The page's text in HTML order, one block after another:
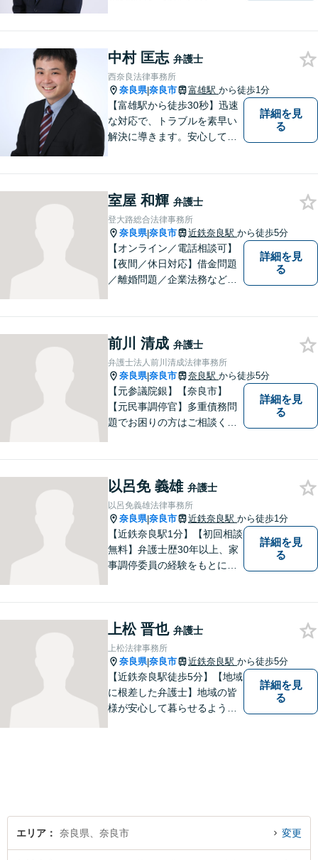
務のお悩みは【弁護士法人ｉ
（アイ）奈良法律事務所】に
おまかせください！
中村 匡志 弁護士
西奈良法律事務所
奈良県|奈良市 富雄駅 から徒歩1分
【富雄駅から徒歩30秒】迅速
な対応で、トラブルを素早い
解決に導きます。安心して話
続・遺言・交通事故・借金・
債務整理などはお任せくださ
い。
詳細を見
る
室屋 和輝 弁護士
登大路総合法律事務所
奈良県|奈良市 近鉄奈良駅 から徒歩5分
【オンライン／電話相談可】
【夜間／休日対応】借金問題
／離婚問題／企業法務など幅
さまに安心を与えることを目
指します。【地域に根差した
弁護士】まずはお気軽にご相
談ください。
詳細を見
る
前川 清成 弁護士
弁護士法人前川清成法律事務所
奈良県|奈良市 奈良駅 から徒歩5分
【元参議院銀】【奈良市】
【元民事調停官】多重債務問
題でお困りの方はご相談くだ
たら、一度ご相談ください。
詳細を見
る
以呂免 義雄 弁護士
以呂免義雄法律事務所
奈良県|奈良市 近鉄奈良駅 から徒歩1分
【近鉄奈良駅1分】【初回相談
無料】弁護士歴30年以上、家
事調停委員の経験をもとに複
発生前のご相談も受け付けて
おります。【電話相談可】
詳細を見
る
上松 晋也 弁護士
上松法律事務所
奈良県|奈良市 近鉄奈良駅 から徒歩5分
【近鉄奈良駅徒歩5分】【地域
に根差した弁護士】地域の皆
様が安心して暮らせるように
さい。
詳細を見
る
エリア 奈良県、奈良市 変更